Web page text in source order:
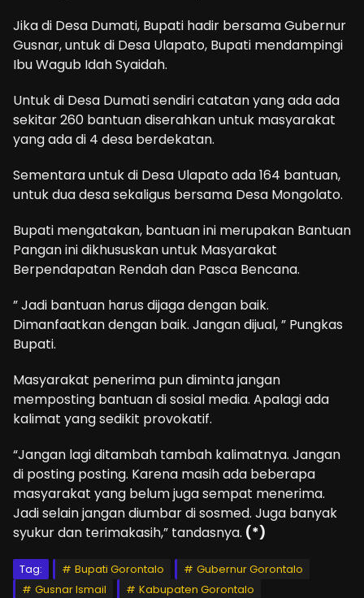
Jika di Desa Dumati, Bupati hadir bersama Gubernur
Gusnar, untuk di Desa Ulapato, Bupati mendampingi
Ibu Wagub Idah Syaidah.
Untuk di Desa Dumati sendiri catatan yang ada ada
sekitar 260 bantuan diserahkan untuk masyarakat
yang ada di 4 desa berdekatan.
Sementara untuk di Desa Ulapato ada 164 bantuan,
untuk dua desa sekaligus bersama Desa Mongolato.
Bupati mengatakan, bantuan ini merupakan Bantuan
Pangan ini dikhususkan untuk Masyarakat
Berpendapatan Rendah dan Pasca Bencana.
” Jadi bantuan harus dijaga dengan baik.
Dimanfaatkan dengan baik. Jangan dijual, ” Pungkas
Bupati.
Masyarakat penerima pun diminta jangan
memposting bantuan di sosial media. Apalagi ada
kalimat yang sedikit provokatif.
“Jangan lagi ditambah tambah kalimatnya. Jangan
di posting posting. Karena masih ada beberapa
masyarakat yang belum juga sempat menerima.
Jadi selain jangan diumbar di sosmed. Juga banyak
syukur dan terimakasih,” tandasnya. (*)
Tag: Bupati Gorontalo
Gubernur Gorontalo
Gusnar Ismail
Kabupaten Gorontalo